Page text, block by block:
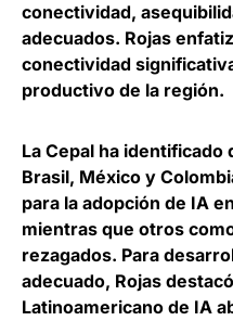
conectividad,
adecuados. Rojas
conectividad
productivo de la región.
La Cepal ha identificado
Brasil, México y
para la adopción de IA
mientras que otros
rezagados. Para
adecuado, Rojas
Latinoamericano de IA